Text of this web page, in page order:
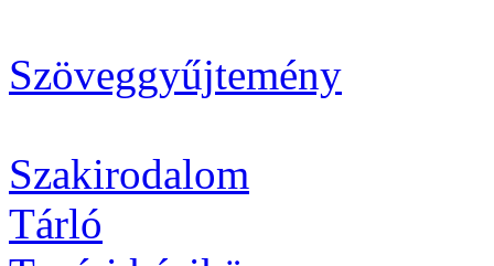
Szöveggyűjtemény
Szakirodalom
Tárló